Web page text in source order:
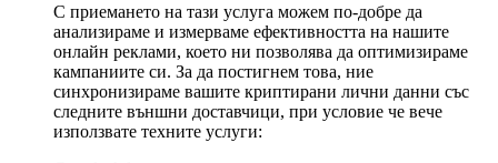
С приемането на тази услуга можем по-добре да
анализираме и измерваме ефективността на нашите
онлайн реклами, което ни позволява да оптимизираме
кампаниите си. За да постигнем това, ние
синхронизираме вашите криптирани лични данни със
следните външни доставчици, при условие че вече
използвате техните услуги: